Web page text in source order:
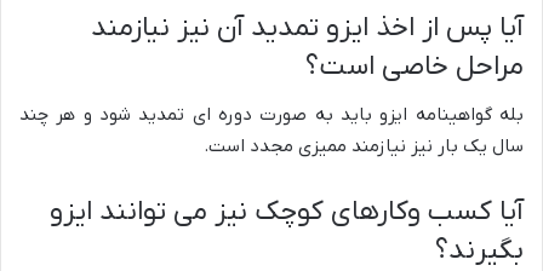
آیا پس از اخذ ایزو تمدید آن نیز نیازمند
مراحل خاصی است؟
بله گواهینامه ایزو باید به صورت دوره ای تمدید شود و هر چند
سال یک بار نیز نیازمند ممیزی مجدد است.
آیا کسب وکارهای کوچک نیز می توانند ایزو
بگیرند؟